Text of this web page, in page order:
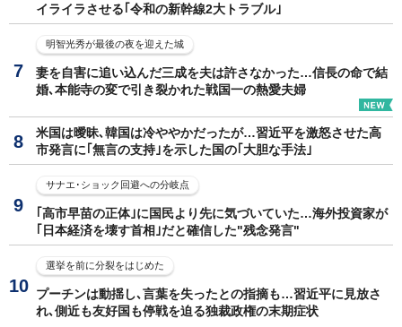
イライラさせる｢令和の新幹線2大トラブル｣
明智光秀が最後の夜を迎えた城
妻を自害に追い込んだ三成を夫は許さなかった…信長の命で結
婚､本能寺の変で引き裂かれた戦国一の熱愛夫婦
米国は曖昧､韓国は冷ややかだったが…習近平を激怒させた高
市発言に｢無言の支持｣を示した国の｢大胆な手法｣
サナエ･ショック回避への分岐点
｢高市早苗の正体｣に国民より先に気づいていた…海外投資家が
｢日本経済を壊す首相｣だと確信した"残念発言"
選挙を前に分裂をはじめた
プーチンは動揺し､言葉を失ったとの指摘も…習近平に見放さ
れ､側近も友好国も停戦を迫る独裁政権の末期症状